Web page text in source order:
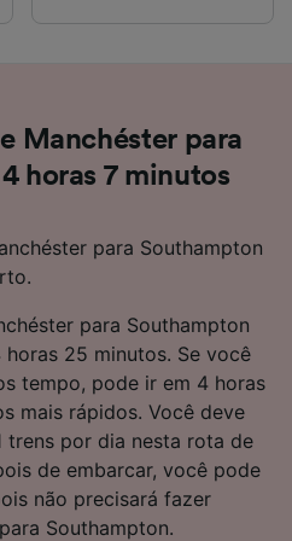
Manchéster para
horas 7 minutos
para Southampton
para Southampton
25 minutos. Se você
tempo, pode ir em 4 horas
mais rápidos. Você deve
trens por dia nesta rota de
de embarcar, você pode
não precisará fazer
Southampton.